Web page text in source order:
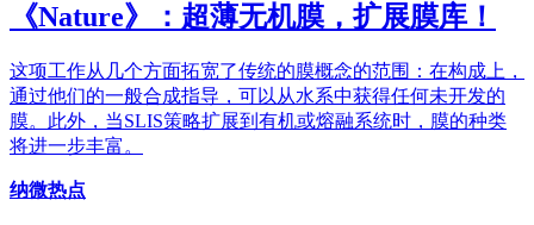
《Nature》：超薄无机膜，扩展膜库！
这项工作从几个方面拓宽了传统的膜概念的范围：在构成上，
通过他们的一般合成指导，可以从水系中获得任何未开发的
膜。此外，当SLIS策略扩展到有机或熔融系统时，膜的种类
将进一步丰富。
纳微热点